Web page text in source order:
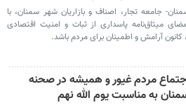
جامعه تجار، اصناف و بازاریان شهر سمنان، با
میثاق‌نامه پاسداری از ثبات و امنیت اقتصادی
کانون آرامش و اطمینان برای مردم باشد.
مردم غیور و همیشه در صحنه
به مناسبت یوم الله نهم